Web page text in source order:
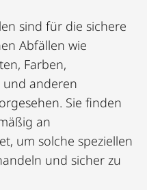
sind für die sichere
Abfällen wie
Farben,
und anderen
Sie finden
an
um solche speziellen
und sicher zu